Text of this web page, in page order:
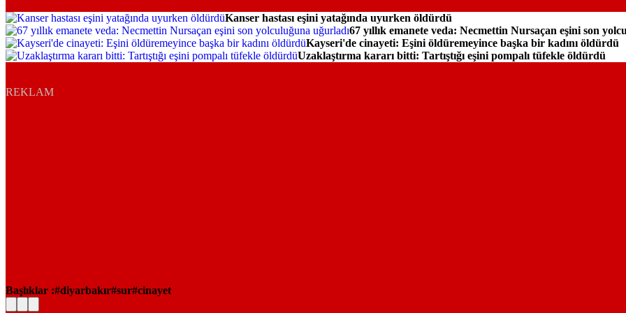
Gündem
Kanser hastası eşini yatağında uyurken öldürdü
Gündem
67 yıllık emanete veda: Necmettin Nursaçan eşini son
Hayat
Kayseri'de cinayeti: Eşini öldüremeyince başka bir kadını öldürdü
Uzaklaştırma kararı bitti: Tartıştığı eşini pompalı tüfekle öldürdü
REKLAM
Başlıklar : diyarbakır sur cinayet